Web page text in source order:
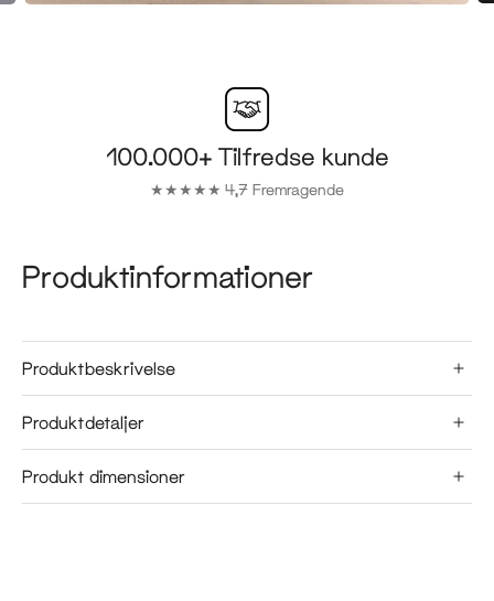
100.000+ Tilfredse kunde
★★★★★ 4,7 Fremragende
Produktinformationer
Produktbeskrivelse
Produktdetaljer
Produkt dimensioner